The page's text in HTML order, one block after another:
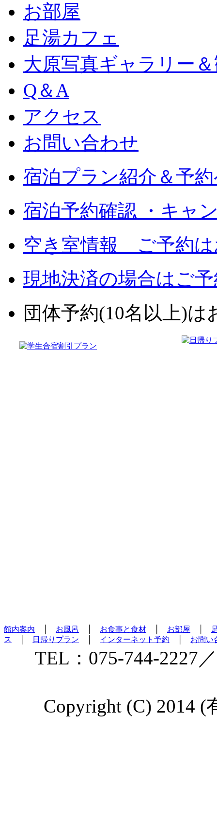
お部屋
足湯カフェ
大原写真ギャラリー
Q＆A
アクセス
お問い合わせ
宿泊プラン紹介＆予
宿泊予約確認 ・キャ
空き室情報 ご予約は
現地決済の場合はご
団体予約(10名以上)は
館内案内 お風呂 お食事と食材 お部屋
ス
日帰りプラン インターネット予約 お問い
TEL：075-744-2227
Copyright (C) 2014 (